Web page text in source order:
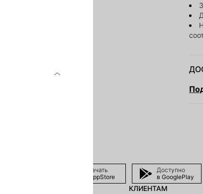
Скачать
в AppStore
Доступно
в GooglePlay
КЛИЕНТАМ